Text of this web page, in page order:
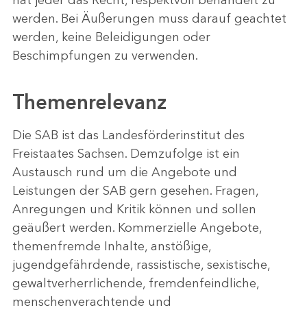
werden. Bei Äußerungen muss darauf geachtet
werden, keine Beleidigungen oder
Beschimpfungen zu verwenden.
Themenrelevanz
Die SAB ist das Landesförderinstitut des
Freistaates Sachsen. Demzufolge ist ein
Austausch rund um die Angebote und
Leistungen der SAB gern gesehen. Fragen,
Anregungen und Kritik können und sollen
geäußert werden. Kommerzielle Angebote,
themenfremde Inhalte, anstößige,
jugendgefährdende, rassistische, sexistische,
gewaltverherrlichende, fremdenfeindliche,
menschenverachtende und